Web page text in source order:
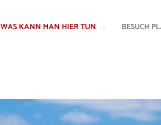
Inhalt
Navigation
WAS KANN MAN HIER TUN BESUCH